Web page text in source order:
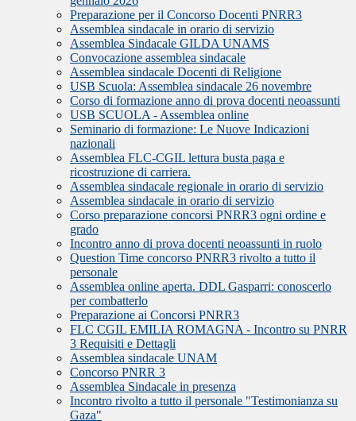
Preparazione per il Concorso Docenti PNRR3
Assemblea sindacale in orario di servizio
Assemblea Sindacale GILDA UNAMS
Convocazione assemblea sindacale
Assemblea sindacale Docenti di Religione
USB Scuola: Assemblea sindacale 26 novembre
Corso di formazione anno di prova docenti neoassunti
USB SCUOLA - Assemblea online
Seminario di formazione: Le Nuove Indicazioni
nazionali
Assemblea FLC-CGIL lettura busta paga e
ricostruzione di carriera.
Assemblea sindacale regionale in orario di servizio
Assemblea sindacale in orario di servizio
Corso preparazione concorsi PNRR3 ogni ordine e
grado
Incontro anno di prova docenti neoassunti in ruolo
Question Time concorso PNRR3 rivolto a tutto il
personale
Assemblea online aperta. DDL Gasparri: conoscerlo
per combatterlo
Preparazione ai Concorsi PNRR3
FLC CGIL EMILIA ROMAGNA - Incontro su PNRR
3 Requisiti e Dettagli
Assemblea sindacale UNAM
Concorso PNRR 3
Assemblea Sindacale in presenza
Incontro rivolto a tutto il personale "Testimonianza su
Gaza"